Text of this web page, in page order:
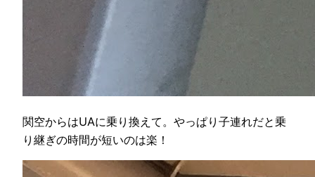
関空からはUAに乗り換えて。やっぱり子連れだと乗
り継ぎの時間が短いのは楽！